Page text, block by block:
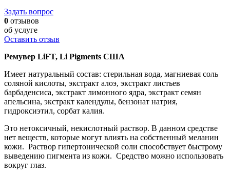
Задать вопрос
0 отзывов
об услуге
Оставить отзыв
Ремувер LiFT, Li Pigments США
Имеет натуральный состав: стерильная вода, магниевая соль
соляной кислоты, экстракт алоэ, экстракт листьев
барбаденсиса, экстракт лимонного ядра, экстракт семян
апельсина, экстракт календулы, бензонат натрия,
гидроксиэтил, сорбат калия.
Это нетоксичный, некислотный раствор. В данном средстве
нет веществ, которые могут влиять на собственный меланин
кожи. Раствор гипертонической соли способствует быстрому
выведению пигмента из кожи. Средство можно использовать
вокруг глаз.